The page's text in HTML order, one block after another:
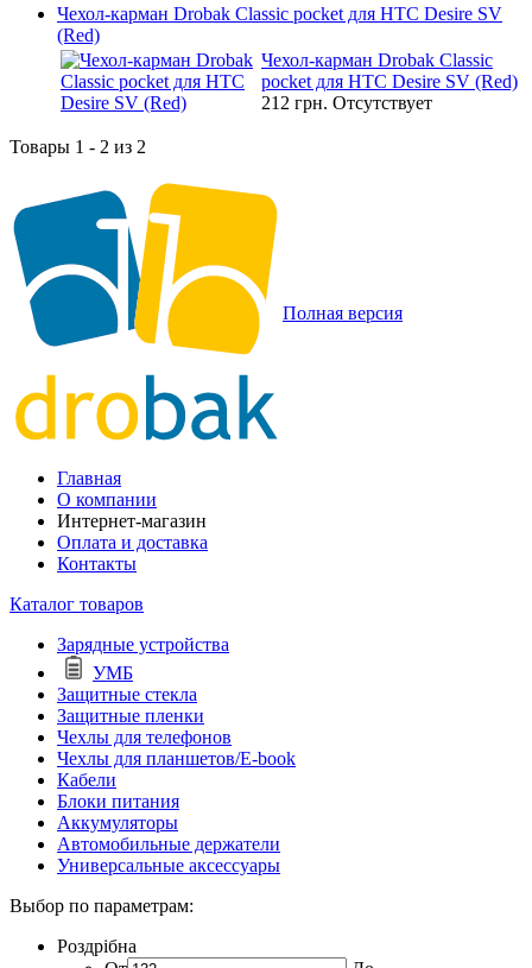
Чехол-карман Drobak Classic pocket для HTC Desire SV
(Red)
Чехол-карман Drobak Classic
pocket для HTC Desire SV (Red)
212 грн. Отсутствует
Товары 1 - 2 из 2
Полная версия
Главная
О компании
Интернет-магазин
Оплата и доставка
Контакты
Каталог товаров
Зарядные устройства
УМБ
Защитные стекла
Защитные пленки
Чехлы для телефонов
Чехлы для планшетов/E-book
Кабели
Блоки питания
Аккумуляторы
Автомобильные держатели
Универсальные аксессуары
Выбор по параметрам:
Роздрібна